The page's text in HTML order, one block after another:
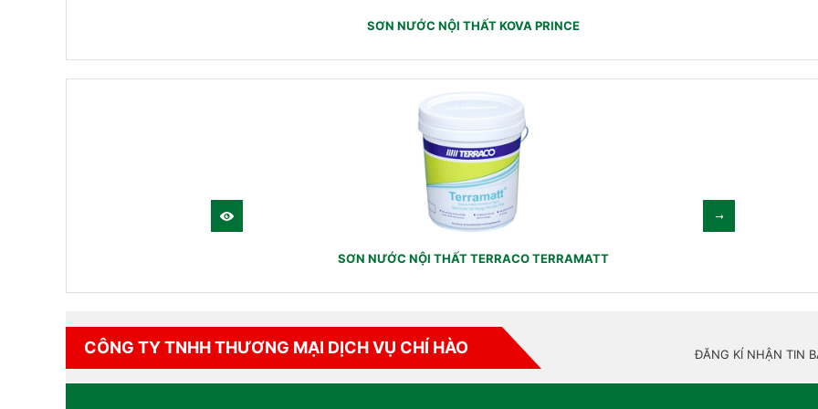
SƠN NƯỚC NỘI THẤT KOVA PRINCE
SƠN NƯỚC NỘI THẤT TERRACO TERRAMATT
CÔNG TY TNHH THƯƠNG MẠI DỊCH VỤ CHÍ HÀO ĐĂNG KÍ NHẬN TIN